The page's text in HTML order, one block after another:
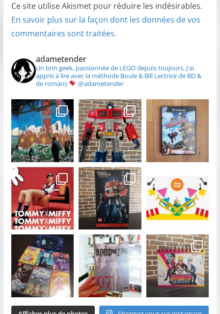
Ce site utilise Akismet pour réduire les indésirables.
En savoir plus sur la façon dont les données de vos
commentaires sont traitées.
adametender
Un brin geek, passionnée de LEGO depuis toujours.J'ai
appris à lire avec la méthode Boule & Bill Lectrice de BD &
de romans
@adametender